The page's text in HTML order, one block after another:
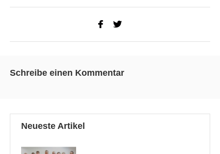
Schreibe einen Kommentar
Neueste Artikel